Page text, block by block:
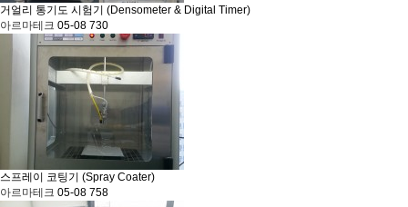
거얼리 통기도 시험기 (Densometer & Digital Timer)
아르마테크 05-08 730
스프레이 코팅기 (Spray Coater)
아르마테크 05-08 758